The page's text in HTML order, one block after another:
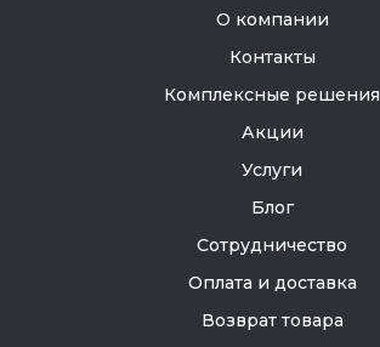
О компании
Контакты
Комплексные решения
Акции
Услуги
Блог
Сотрудничество
Оплата и доставка
Возврат товара